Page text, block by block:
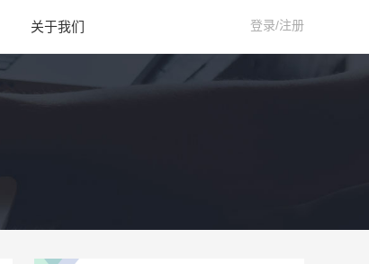
关于我们 登录/注册